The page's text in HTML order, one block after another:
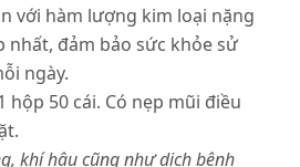
với hàm lượng kim loại nặng
đảm bảo sức khỏe sử
ngày.
hộp 50 cái. Có nẹp mũi điều
khí hậu cũng như dịch bệnh